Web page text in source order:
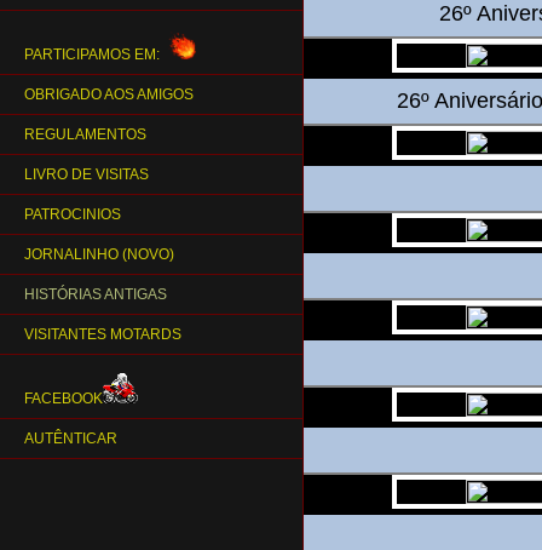
PARTICIPAMOS EM:
OBRIGADO AOS AMIGOS
REGULAMENTOS
LIVRO DE VISITAS
PATROCINIOS
JORNALINHO (NOVO)
HISTÓRIAS ANTIGAS
VISITANTES MOTARDS
FACEBOOK
AUTÊNTICAR
26º
26º